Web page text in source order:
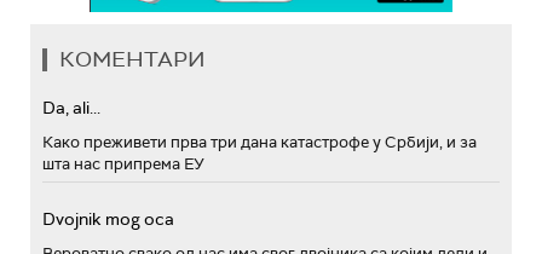
КОМЕНТАРИ
Da, ali...
Како преживети прва три дана катастрофе у Србији, и за
шта нас припрема ЕУ
Dvojnik mog oca